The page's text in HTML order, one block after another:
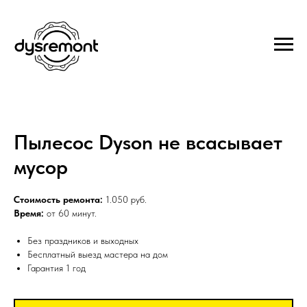
Пылесос Dyson не всасывает
мусор
Стоимость ремонта: 1.050 руб.
Время: от 60 минут.
Без праздников и выходных
Бесплатный выезд мастера на дом
Гарантия 1 год